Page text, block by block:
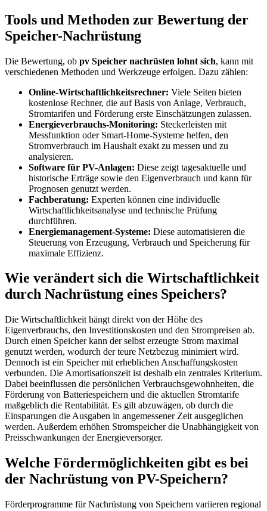
Tools und Methoden zur Bewertung der
Speicher-Nachrüstung
Die Bewertung, ob pv Speicher nachrüsten lohnt sich, kann mit
verschiedenen Methoden und Werkzeuge erfolgen. Dazu zählen:
Online-Wirtschaftlichkeitsrechner: Viele Seiten bieten
kostenlose Rechner, die auf Basis von Anlage, Verbrauch,
Stromtarifen und Förderung erste Einschätzungen zulassen.
Energieverbrauchs-Monitoring: Steckerleisten mit
Messfunktion oder Smart-Home-Systeme helfen, den
Stromverbrauch im Haushalt exakt zu messen und zu
analysieren.
Software für PV-Anlagen: Diese zeigt tagesaktuelle und
historische Erträge sowie den Eigenverbrauch und kann für
Prognosen genutzt werden.
Fachberatung: Experten können eine individuelle
Wirtschaftlichkeitsanalyse und technische Prüfung
durchführen.
Energiemanagement-Systeme: Diese automatisieren die
Steuerung von Erzeugung, Verbrauch und Speicherung für
maximale Effizienz.
Wie verändert sich die Wirtschaftlichkeit
durch Nachrüstung eines Speichers?
Die Wirtschaftlichkeit hängt direkt von der Höhe des
Eigenverbrauchs, den Investitionskosten und den Strompreisen ab.
Durch einen Speicher kann der selbst erzeugte Strom maximal
genutzt werden, wodurch der teure Netzbezug minimiert wird.
Dennoch ist ein Speicher mit erheblichen Anschaffungskosten
verbunden. Die Amortisationszeit ist deshalb ein zentrales Kriterium.
Dabei beeinflussen die persönlichen Verbrauchsgewohnheiten, die
Förderung von Batteriespeichern und die aktuellen Stromtarife
maßgeblich die Rentabilität. Es gilt abzuwägen, ob durch die
Einsparungen die Ausgaben in angemessener Zeit ausgeglichen
werden. Außerdem erhöhen Stromspeicher die Unabhängigkeit von
Preisschwankungen der Energieversorger.
Welche Fördermöglichkeiten gibt es bei
der Nachrüstung von PV-Speichern?
Förderprogramme für Nachrüstung von Speichern variieren regional